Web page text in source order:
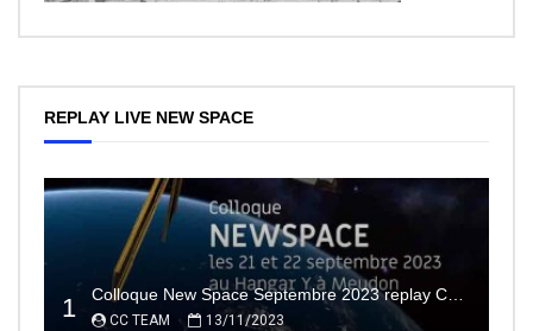
REPLAY LIVE NEW SPACE
1 CC TEAM 13/11/2023